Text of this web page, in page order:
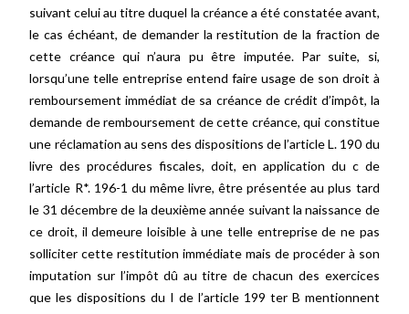
suivant celui au titre duquel la créance a été constatée avant,
le cas échéant, de demander la restitution de la fraction de
cette créance qui n’aura pu être imputée. Par suite, si,
lorsqu’une telle entreprise entend faire usage de son droit à
remboursement immédiat de sa créance de crédit d’impôt, la
demande de remboursement de cette créance, qui constitue
une réclamation au sens des dispositions de l’article L. 190 du
livre des procédures fiscales, doit, en application du c de
l’article R*. 196-1 du même livre, être présentée au plus tard
le 31 décembre de la deuxième année suivant la naissance de
ce droit, il demeure loisible à une telle entreprise de ne pas
solliciter cette restitution immédiate mais de procéder à son
imputation sur l’impôt dû au titre de chacun des exercices
que les dispositions du I de l’article 199 ter B mentionnent